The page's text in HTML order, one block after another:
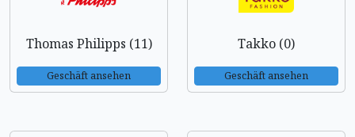
Thomas Philipps (11)
Geschäft ansehen
Takko (0)
Geschäft ansehen